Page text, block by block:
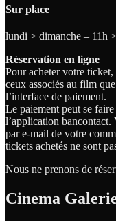
Sur place
lundi > dimanche – 11h
Réservation en ligne
Pour acheter votre
ceux associés au film
l’interface de paiement.
Le paiement peut se
l’application
par e-mail de votre
tickets achetés ne sont
Nous ne prenons de
Cinema